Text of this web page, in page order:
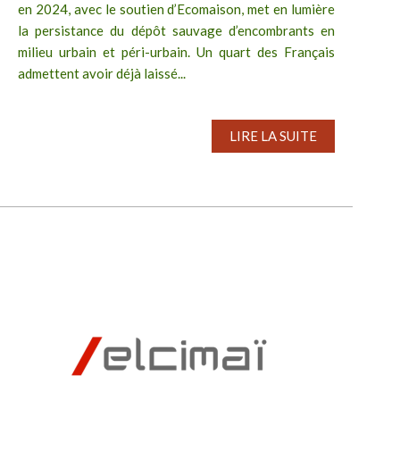
en 2024, avec le soutien d’Ecomaison, met en lumière
la persistance du dépôt sauvage d’encombrants en
milieu urbain et péri-urbain. Un quart des Français
admettent avoir déjà laissé...
LIRE LA SUITE